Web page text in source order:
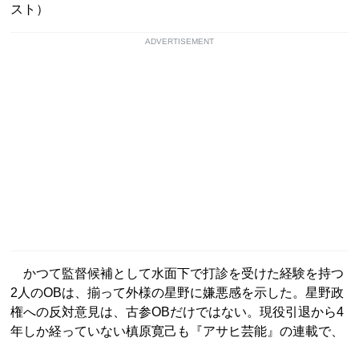
スト）
ADVERTISEMENT
かつて監督候補として水面下で打診を受けた経験を持つ
2人のOBは、揃って外様の星野に嫌悪感を示した。星野政
権への反対意見は、古参OBだけではない。現役引退から4
年しか経っていない槙原寛己も『アサヒ芸能』の連載で、